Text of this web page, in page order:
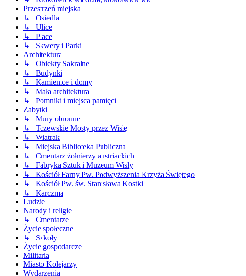
Przestrzeń miejska
↳ Osiedla
↳ Ulice
↳ Place
↳ Skwery i Parki
Architektura
↳ Obiekty Sakralne
↳ Budynki
↳ Kamienice i domy
↳ Mała architektura
↳ Pomniki i miejsca pamięci
Zabytki
↳ Mury obronne
↳ Tczewskie Mosty przez Wisłę
↳ Wiatrak
↳ Miejska Biblioteka Publiczna
↳ Cmentarz żołnierzy austriackich
↳ Fabryka Sztuk i Muzeum Wisły
↳ Kościół Farny Pw. Podwyższenia Krzyża Świętego
↳ Kościół Pw. św. Stanisława Kostki
↳ Karczma
Ludzie
Narody i religie
↳ Cmentarze
Życie społeczne
↳ Szkoły
Życie gospodarcze
Militaria
Miasto Kolejarzy
Wydarzenia